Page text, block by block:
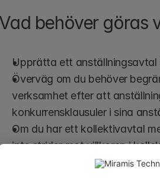
Vad behöver göras
Upprätta ett anställningsavtal
Överväg om du behöver
verksamhet efter att
konkurrensklausuler i sina
Om du har ett kollektivavtal
inte strider mot villkoren i